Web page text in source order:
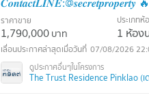
ราคาขาย
1,790,000บาท
ประเภทห้
1 ห้อง
07/08/2026
The Trust Residence Pinklao (เ